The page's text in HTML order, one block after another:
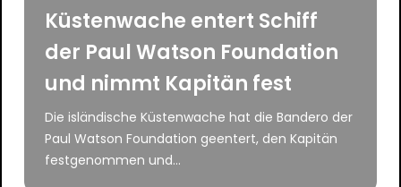
Küstenwache entert Schiff
der Paul Watson Foundation
und nimmt Kapitän fest
Die isländische Küstenwache hat die Bandero der
Paul Watson Foundation geentert, den Kapitän
festgenommen und...